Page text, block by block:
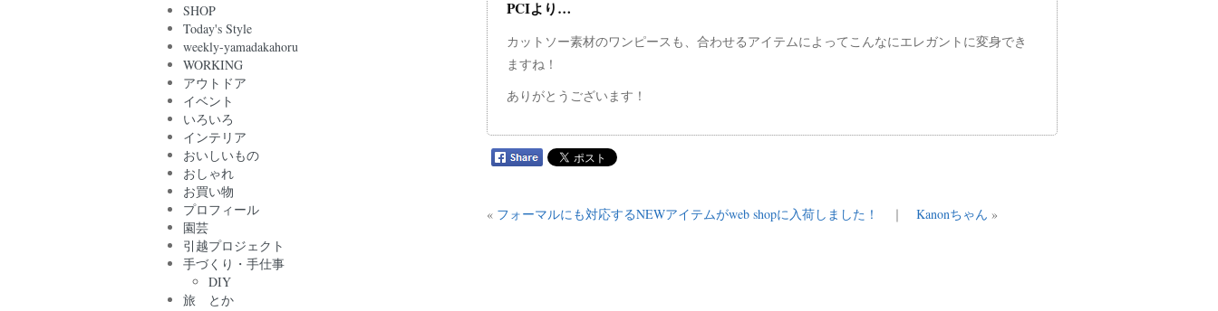
PCIより…
カットソー素材のワンピースも、合わせるアイテムによってこんなにエレガントに変身でき
ますね！
ありがとうございます！
« フォーマルにも対応するNEWアイテムがweb shopに入荷しました！ ｜ Kanonちゃん »
SHOP
Today's Style
weekly-yamadakahoru
WORKING
アウトドア
イベント
いろいろ
インテリア
おいしいもの
おしゃれ
お買い物
プロフィール
園芸
引越プロジェクト
手づくり・手仕事
DIY
旅 とか